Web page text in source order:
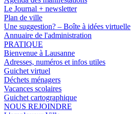
Le Journal + newsletter
Plan de ville
Une suggestion? – Boîte à idées virtuelle
Annuaire de l'administration
PRATIQUE
Bienvenue à Lausanne
Adresses, numéros et infos utiles
Guichet virtuel
Déchets ménagers
Vacances scolaires
Guichet cartographique
NOUS REJOINDRE